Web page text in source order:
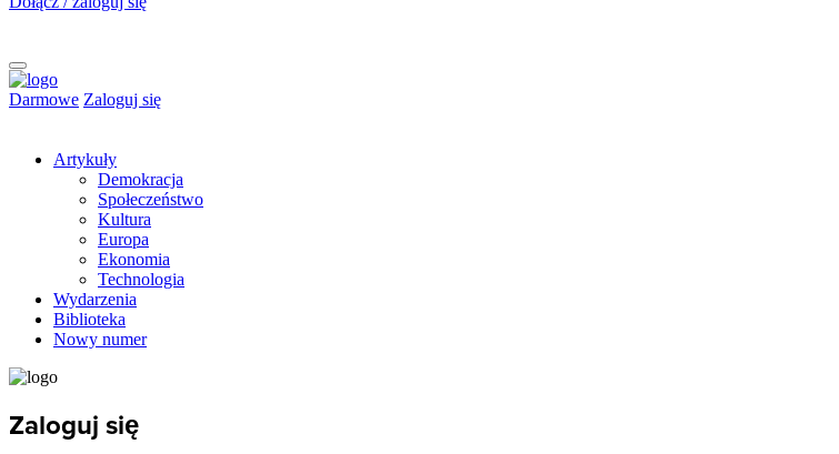
Darmowe Zaloguj się
Artykuły
Demokracja
Społeczeństwo
Kultura
Europa
Ekonomia
Technologia
Wydarzenia
Biblioteka
Nowy numer
Zaloguj się